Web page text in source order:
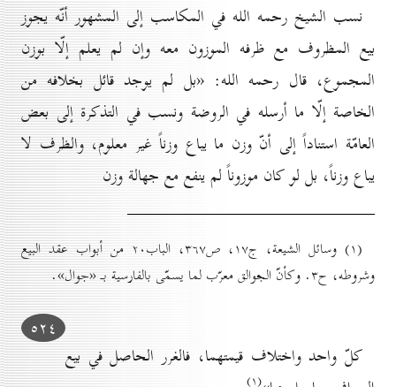
نسب الشيخ رحمه الله في المكاسب إلى المشهور أنّه يجوز
بيع المظروف مع ظرفه الموزون معه وإن لم يعلم إلّا بوزن
المجموع، قال رحمه الله: «بل لم يوجد قائل بخلافه من
الخاصة إلّا ما أرسله في الروضة ونسب في التذكرة إلى بعض
العامّة استناداً إلى أنّ وزن ما يباع وزناً غير معلوم، والظرف لا
يباع وزناً، بل لو كان موزوناً لم ينفع مع جهالة وزن
(۱) وسائل الشيعة، ج۱۷، ص۳٦۷، الباب۲٠ من أبواب عقد البيع
وشروطه، ح۳. وكأنّ الجوالق معرّب لما يسمّى بالفارسية بـ «جوال».
٥۲٤
كلّ واحد واختلاف قيمتهما، فالغرر الحاصل في بيع
(۱)